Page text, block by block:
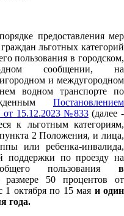
предоставления мер
льготных категорий
пользования в городском,
сообщении, на
и междугородном
водном транспорте по
Постановлением
от 15.12.2023 №833(далее -
к льготным категориям,
2 Положения, и лица,
или ребенка-инвалида,
поддержки по проезду на
пользования в
50 процентов от
1 октября по 15 мая и один
года.